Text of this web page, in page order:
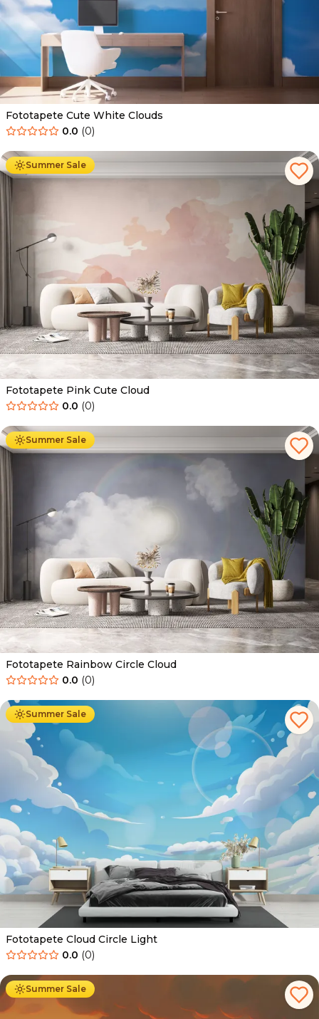
Fototapete Cute White Clouds
0.0 (0)
Summer Sale
Ab 34.90 € 19.90
Fototapete Pink Cute Cloud
0.0 (0)
Summer Sale
Ab 34.90 € 19.90
Fototapete Rainbow Circle Cloud
0.0 (0)
Summer Sale
Ab 34.90 € 19.90
Fototapete Cloud Circle Light
0.0 (0)
Summer Sale
Ab 34.90 € 19.90